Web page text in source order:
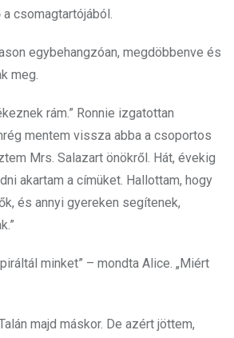
csomagtartójából.
egybehangzóan, megdöbbenve és
meg.
rám.” Ronnie izgatottan
mentem vissza abba a csoportos
Mrs. Salazart önökről. Hát, évekig
akartam a címüket. Hallottam, hogy
és annyi gyereken segítenek,
minket” – mondta Alice. „Miért
majd máskor. De azért jöttem,